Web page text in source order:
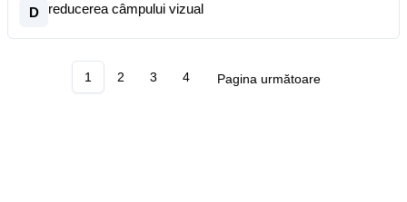
D reducerea câmpului vizual
1 2 3 4 Pagina următoare